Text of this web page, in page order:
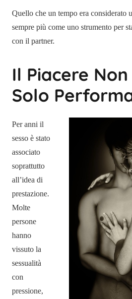
Quello che un tempo era considerato
sempre più come uno strumento per
con il partner.
Il Piacere Non
Solo
Per anni il
sesso è stato
associato
soprattutto
all’idea di
prestazione.
Molte
persone
hanno
vissuto la
sessualità
con
pressione,